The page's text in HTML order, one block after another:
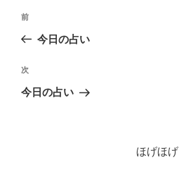
投
ビ
ゲ
前
の
稿
前
今日の占い
次
の
次
今日の占い
ほげほげ